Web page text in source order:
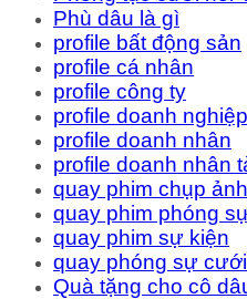
Phù dâu là gì
profile bất động sản
profile cá nhân
profile công ty
profile doanh nghiệp
profile doanh nhân
profile doanh nhân
quay phim chụp
quay phim phóng
quay phim sự kiện
quay phóng sự cưới
Quà tặng cho cô